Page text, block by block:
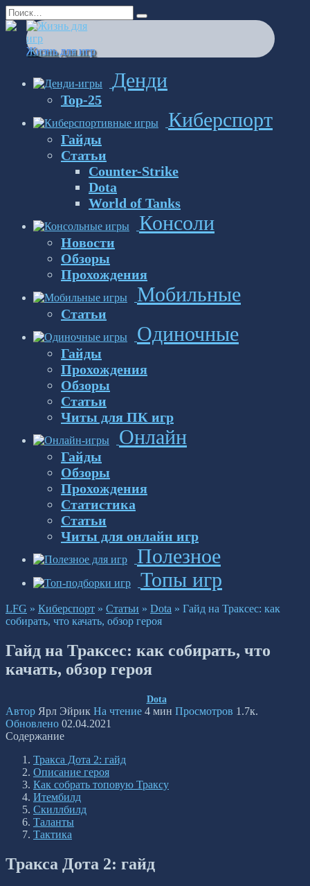
Перейти
к
содержанию
Search
for:
Жизнь для игр
Денди
Top-25
Киберспорт
Гайды
Статьи
Counter-Strike
Dota
World of Tanks
Консоли
Новости
Обзоры
Прохождения
Мобильные
Статьи
Одиночные
Гайды
Прохождения
Обзоры
Статьи
Читы для ПК игр
Онлайн
Гайды
Обзоры
Прохождения
Статистика
Статьи
Читы для онлайн игр
Полезное
Топы игр
LFG » Киберспорт » Статьи » Dota » Гайд на Траксес: как
собирать, что качать, обзор героя
Гайд на Траксес: как собирать, что
качать, обзор героя
Dota
Автор Ярл Эйрик На чтение 4 мин Просмотров 1.7к.
Обновлено 02.04.2021
Содержание
Тракса Дота 2: гайд
Описание героя
Как собрать топовую Траксу
Итембилд
Скиллбилд
Таланты
Тактика
Тракса Дота 2: гайд